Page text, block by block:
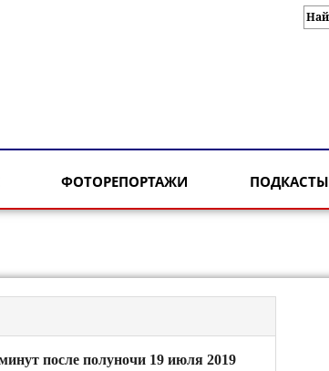
ФОТОРЕПОРТАЖИ ПОДКАСТЫ
после полуночи 19 июля 2019